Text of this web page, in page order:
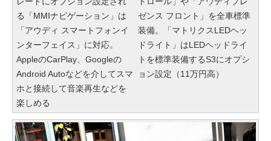
る「MMIナビゲーション」は
「アウディ スマートフォンイ
ンターフェイス」に対応。
AppleのCarPlay、Googleの
Android Autoなどを介してスマ
ホと接続して音楽再生などを
楽しめる
ゼンス フロント」を全車標準
装備。「マトリクスLEDヘッ
ドライト」はLEDヘッドライ
トを標準装備するS3にオプシ
ョン設定（11万円高）